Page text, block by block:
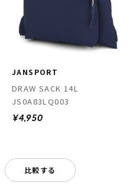
JANSPORT
DRAW SACK 14L
JS0A83LQ003
¥4,950
比較する